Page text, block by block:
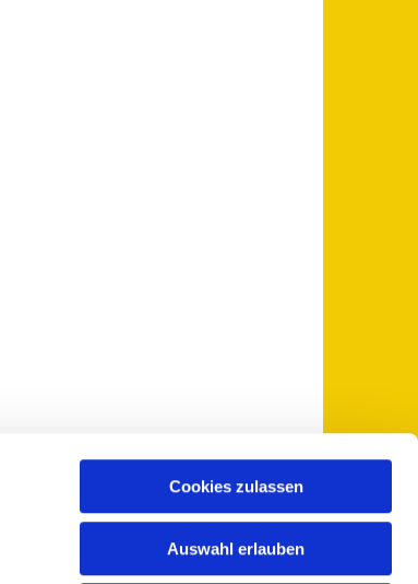
Cookies zulassen
Auswahl erlauben
pfarramt@sankt-otto.de